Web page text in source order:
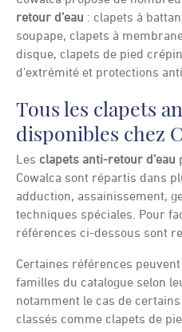
retour d’eau : clapets à
soupape, clapets à
disque, clapets de pied
d’extrémité et protections
Tous les clapets
disponibles chez
Les clapets anti-retour d’eau
Cowalca sont répartis dans
adduction, assainissement,
techniques spéciales. Pour
références ci-dessous sont
Certaines références
familles du catalogue selon
notamment le cas de
classés comme clapets de